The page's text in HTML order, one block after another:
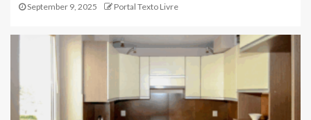
September 9, 2025 Portal Texto Livre